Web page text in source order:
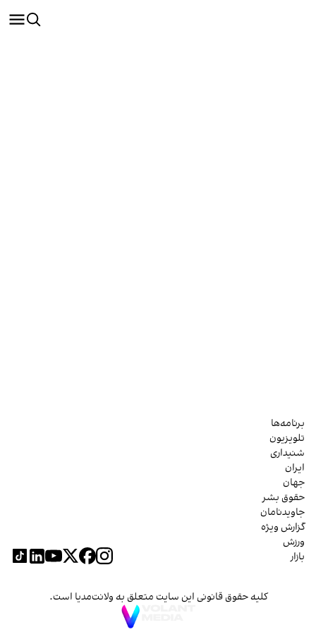
برنامه‌ها
تلویزیون
شنیداری
ایران
جهان
حقوق بشر
جاویدنامان
گزارش ویژه
ورزش
بازار
کلیه حقوق قانونی این سایت متعلق به ولانت‌مدیا است.